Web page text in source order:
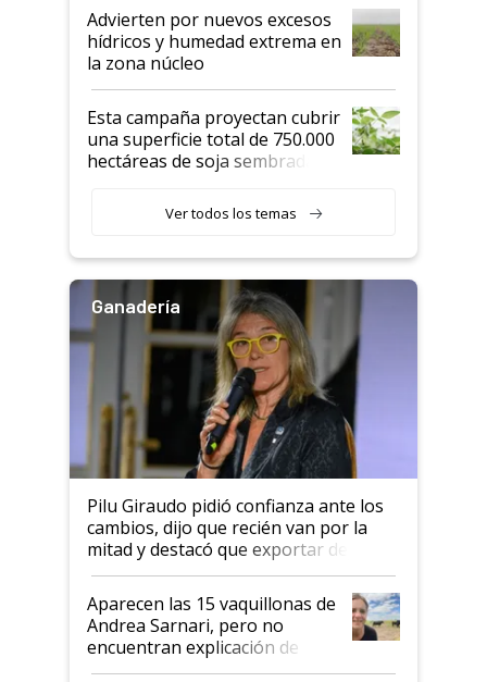
Advierten por nuevos excesos
hídricos y humedad extrema en
la zona núcleo
Esta campaña proyectan cubrir
una superficie total de 750.000
hectáreas de soja sembradas
variedades que marcan un
salto tecnológico en genética y
Ver todos los temas
Ganadería
Pilu Giraudo pidió confianza ante los
cambios, dijo que recién van por la
mitad y destacó que exportar dejó de
ser "para unos pocos": "Tenemos un
mandato muy claro del gobierno
nacional"
Aparecen las 15 vaquillonas de
Andrea Sarnari, pero no
encuentran explicación de
cómo llegaron allí